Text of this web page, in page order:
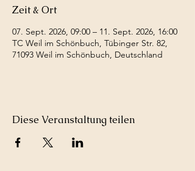
Zeit & Ort
07. Sept. 2026, 09:00 – 11. Sept. 2026, 16:00
TC Weil im Schönbuch, Tübinger Str. 82,
71093 Weil im Schönbuch, Deutschland
Diese Veranstaltung teilen